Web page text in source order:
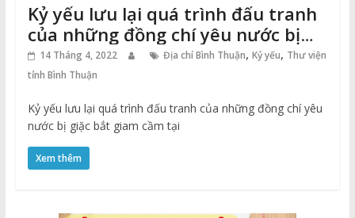
Kỷ yếu lưu lại quá trình đấu tranh
của những đồng chí yêu nước bị
giặc bắt giam cầm tại nhà tù Mỹ
ngụy ở Miền Nam trong hai cuộc
14 Tháng 4, 2022 Địa chí Bình Thuận, Kỷ yếu, Thư viện
tỉnh Bình Thuận
Kỷ yếu lưu lại quá trình đấu tranh của những đồng chí yêu
nước bị giặc bắt giam cầm tại
Xem thêm